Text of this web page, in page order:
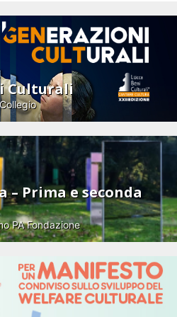
Culturali
– Prima e seconda
PA Fondazione